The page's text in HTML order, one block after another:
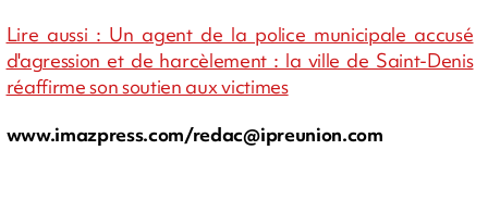
Lire aussi : Un agent de la police municipale accusé
d'agression et de harcèlement : la ville de Saint-Denis
réaffirme son soutien aux victimes
www.imazpress.com/redac@ipreunion.com